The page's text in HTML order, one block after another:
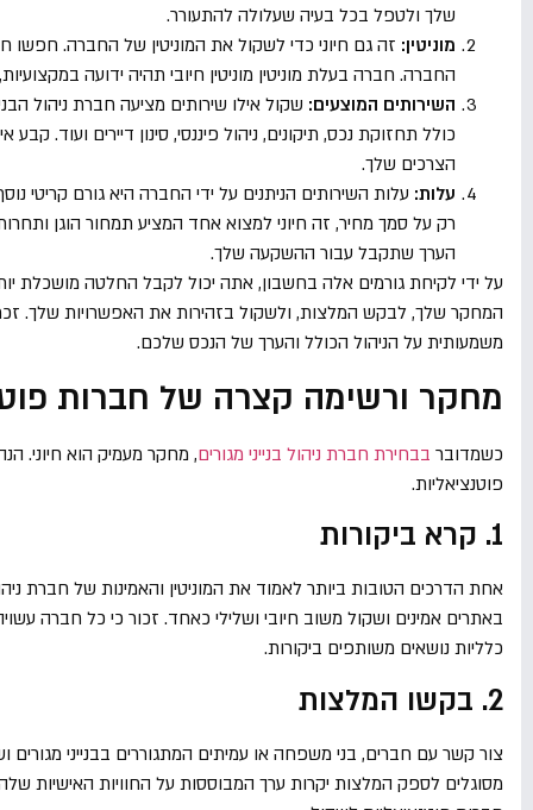
שלך ולטפל בכל בעיה שעלולה להתעורר.
מוניטין: זה גם חיוני כדי לשקול את המוניטין של החברה.
החברה. חברה בעלת מוניטין מוניטין חיובי תהיה ידועה
השירותים המוצעים: שקול אילו שירותים מציעה חברת ניהול
כולל תחזוקת נכס, תיקונים, ניהול פיננסי, סינון דיירים ועוד.
הצרכים שלך.
עלות: עלות השירותים הניתנים על ידי החברה היא גורם
רק על סמך מחיר, זה חיוני למצוא אחד המציע תמחור הוגן
הערך שתקבל עבור ההשקעה שלך.
על ידי לקיחת גורמים אלה בחשבון, אתה יכול לקבל החלטה מושכלת
המחקר שלך, לבקש המלצות, ולשקול בזהירות את האפשרויות שלך.
משמעותית על הניהול הכולל והערך של הנכס שלכם.
מחקר ורשימה קצרה של חברות
כשמדובר בבחירת חברת ניהול בנייני מגורים, מחקר מעמיק הוא חיוני.
פוטנציאליות.
1. קרא ביקורות
אחת הדרכים הטובות ביותר לאמוד את המוניטין והאמינות של חברת
באתרים אמינים ושקול משוב חיובי ושלילי כאחד. זכור כי כל חברה
כלליות נושאים משותפים ביקורות.
2. בקשו המלצות
צור קשר עם חברים, בני משפחה או עמיתים המתגוררים בבנייני מגורים
מסוגלים לספק המלצות יקרות ערך המבוססות על החוויות האישיות